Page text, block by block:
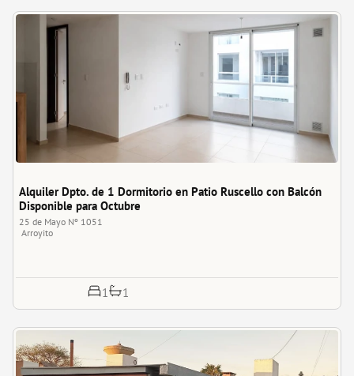
Alquiler Dpto. de 1 Dormitorio en Patio Ruscello con Balcón
Disponible para Octubre
25 de Mayo Nº 1051
Arroyito
1 1